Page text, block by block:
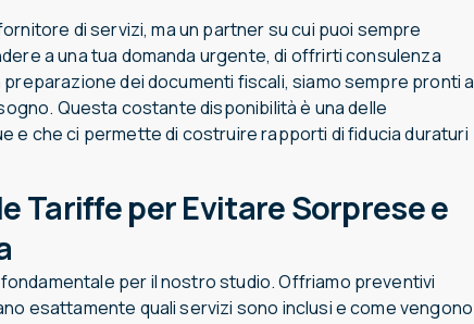
di servizi, ma un partner su cui puoi sempre
a una tua domanda urgente, di offrirti consulenza
dei documenti fiscali, siamo sempre pronti a
Questa costante disponibilità è una delle
e che ci permette di costruire rapporti di fiducia duraturi
Tariffe per Evitare Sorprese e
per il nostro studio. Offriamo preventivi
esattamente quali servizi sono inclusi e come vengono